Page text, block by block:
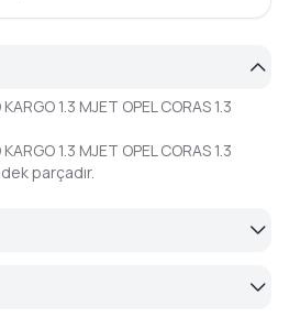
1.3 MJET OPEL CORAS 1.3
1.3 MJET OPEL CORAS 1.3
parçadır.